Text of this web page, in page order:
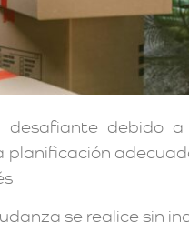
debido a
planificación
se realice sin